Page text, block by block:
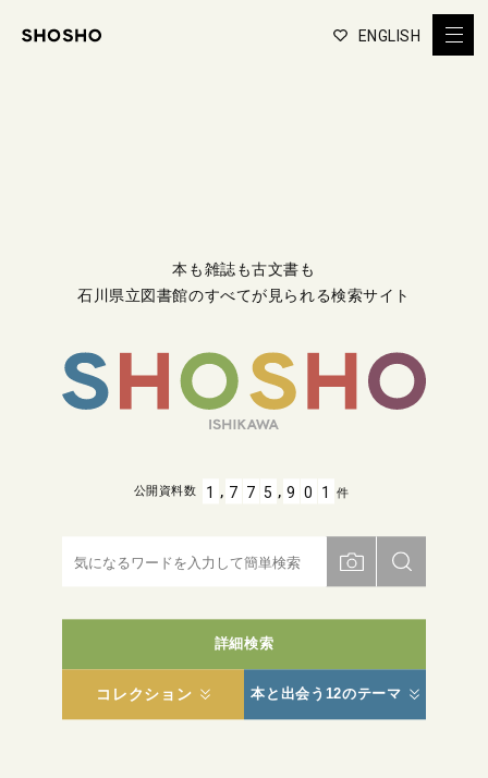
ENGLISH
本も雑誌も古文書も
石川県立図書館のすべてが見られる検索サイト
詳細検索
コレクション 本と出会う12のテーマ
公開資料数 1 , 7 7 5 , 9 0 1 件